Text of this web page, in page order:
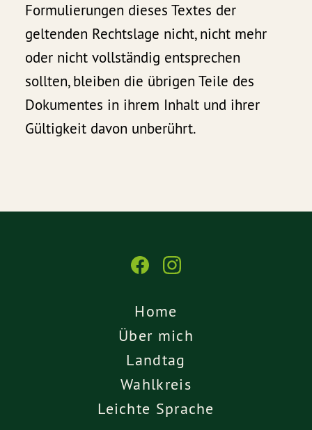
Formulierungen dieses Textes der
geltenden Rechtslage nicht, nicht mehr
oder nicht vollständig entsprechen
sollten, bleiben die übrigen Teile des
Dokumentes in ihrem Inhalt und ihrer
Gültigkeit davon unberührt.
Home
Über mich
Landtag
Wahlkreis
Leichte Sprache